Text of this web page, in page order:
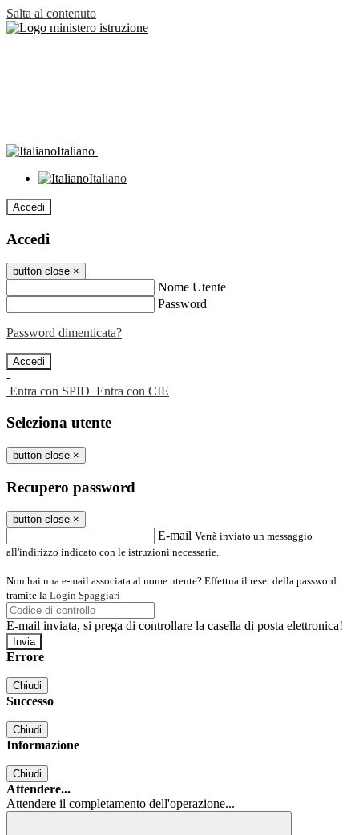
Salta al contenuto
Italiano
Italiano
Accedi
Accedi
button close ×
Nome Utente
Password
Password dimenticata?
-
Entra con SPID Entra con CIE
Seleziona utente
button close ×
Recupero password
button close ×
E-mail Verrà inviato un messaggio
all'indirizzo indicato con le istruzioni necessarie.
Non hai una e-mail associata al nome utente? Effettua il reset della password
tramite la Login Spaggiari
E-mail inviata, si prega di controllare la casella di posta elettronica!
Errore
Chiudi
Successo
Chiudi
Informazione
Chiudi
Attendere...
Attendere il completamento dell'operazione...